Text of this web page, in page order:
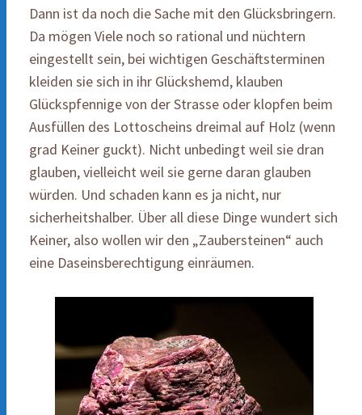
Dann ist da noch die Sache mit den Glücksbringern.
Da mögen Viele noch so rational und nüchtern
eingestellt sein, bei wichtigen Geschäftsterminen
kleiden sie sich in ihr Glückshemd, klauben
Glückspfennige von der Strasse oder klopfen beim
Ausfüllen des Lottoscheins dreimal auf Holz (wenn
grad Keiner guckt). Nicht unbedingt weil sie dran
glauben, vielleicht weil sie gerne daran glauben
würden. Und schaden kann es ja nicht, nur
sicherheitshalber. Über all diese Dinge wundert sich
Keiner, also wollen wir den „Zaubersteinen“ auch
eine Daseinsberechtigung einräumen.